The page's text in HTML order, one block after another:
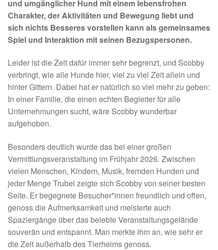
Januar bis Juni 2022
Spenden 2021
Juli bis Dezember 2021
Fördermitgliedschaft
Tierschutz
Schutzgebühr
Unsere Notnasen
Notnasen in Deutschland
Notnasen noch im Ausland
und umgänglicher Hund mit einem lebensfrohen
Charakter, der Aktivitäten und Bewegung liebt und
sich nichts Besseres vorstellen kann als gemeinsames
Spiel und Interaktion mit seinen Bezugspersonen.
Leider ist die Zeit dafür immer sehr begrenzt, und Scobby
verbringt, wie alle Hunde hier, viel zu viel Zeit allein und
hinter Gittern. Dabei hat er natürlich so viel mehr zu geben:
In einer Familie, die einen echten Begleiter für alle
Unternehmungen sucht, wäre Scobby wunderbar
aufgehoben.
Besonders deutlich wurde das bei einer großen
Vermittlungsveranstaltung im Frühjahr 2026. Zwischen
vielen Menschen, Kindern, Musik, fremden Hunden und
jeder Menge Trubel zeigte sich Scobby von seiner besten
Seite. Er begegnete Besucher*innen freundlich und offen,
genoss die Aufmerksamkeit und meisterte auch
Spaziergänge über das belebte Veranstaltungsgelände
souverän und entspannt. Man merkte ihm an, wie sehr er
die Zeit außerhalb des Tierheims genoss.